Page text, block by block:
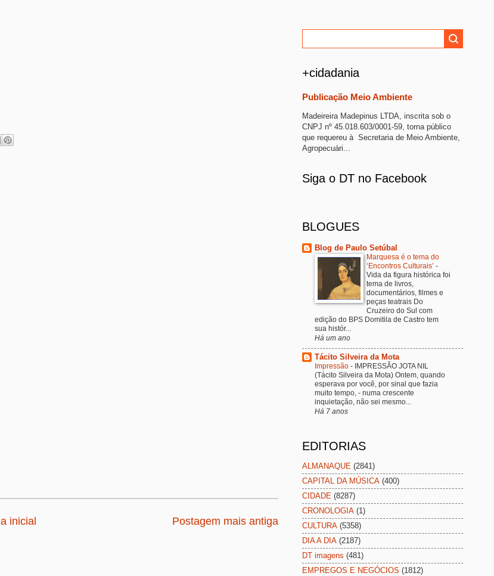
Postagem mais antiga
inicial
+cidadania
Publicação Meio Ambiente
Madeireira Madepinus LTDA, inscrita sob o
CNPJ nº 45.018.603/0001-59, torna público
que requereu à Secretaria de Meio Ambiente,
Agropecuári...
Siga o DT no Facebook
BLOGUES
Blog de Paulo Setúbal
Marquesa é o tema do
‘Encontros Culturais’ -
Vida da figura histórica foi
tema de livros,
documentários, filmes e
peças teatrais Do
Cruzeiro do Sul com
edição do BPS Domitila de Castro tem
sua histór...
Há um ano
Tácito Silveira da Mota
Impressão - IMPRESSÃO JOTA NIL
(Tácito Silveira da Mota) Ontem, quando
esperava por você, por sinal que fazia
muito tempo, - numa crescente
inquietação, não sei mesmo...
Há 7 anos
EDITORIAS
ALMANAQUE (2841)
CAPITAL DA MÚSICA (400)
CIDADE (8287)
CRONOLOGIA (1)
CULTURA (5358)
DIA A DIA (2187)
DT imagens (481)
EMPREGOS E NEGÓCIOS (1812)